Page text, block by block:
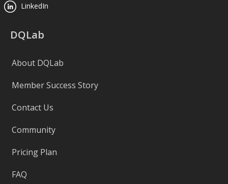
LinkedIn
DQLab
About DQLab
Member Success Story
Contact Us
Community
Pricing Plan
FAQ